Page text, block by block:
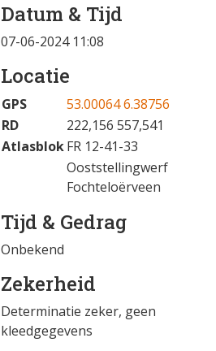
Datum & Tijd
07-06-2024 11:08
Locatie
GPS
53.00064 6.38756
RD
222,156 557,541
AtlasblokFR 12-41-33
Ooststellingwerf
Fochteloërveen
Tijd & Gedrag
Onbekend
Zekerheid
Determinatie zeker, geen
kleedgegevens